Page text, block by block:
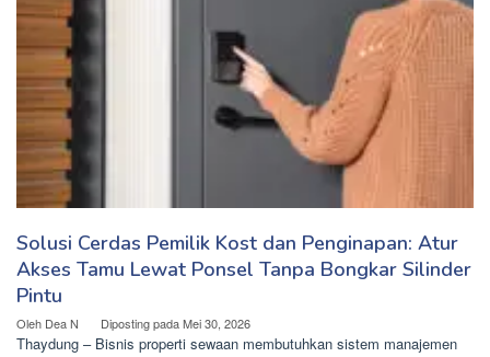
Solusi Cerdas Pemilik Kost dan Penginapan: Atur
Akses Tamu Lewat Ponsel Tanpa Bongkar Silinder
Pintu
Oleh Dea N Diposting padaMei 30, 2026
Thaydung – Bisnis properti sewaan membutuhkan sistem manajemen